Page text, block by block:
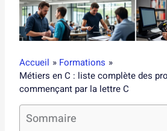
Accueil
Formations
Métiers en C : liste complète des
commençant par la lettre C
Sommaire